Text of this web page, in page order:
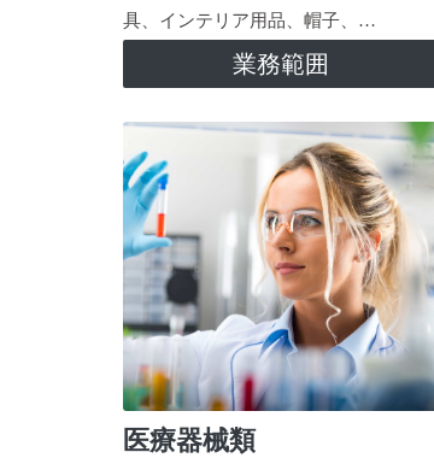
具、インテリア用品、帽子、…
業務範囲
医療器械類